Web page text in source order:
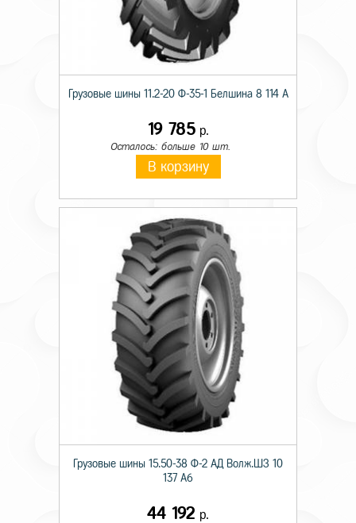
Грузовые шины 11.2-20 Ф-35-1 Белшина 8 114 A
19 785р.
Осталось: больше 10 шт.
В корзину
Грузовые шины 15.50-38 Ф-2 АД Волж.ШЗ 10
137 A6
44 192 р.